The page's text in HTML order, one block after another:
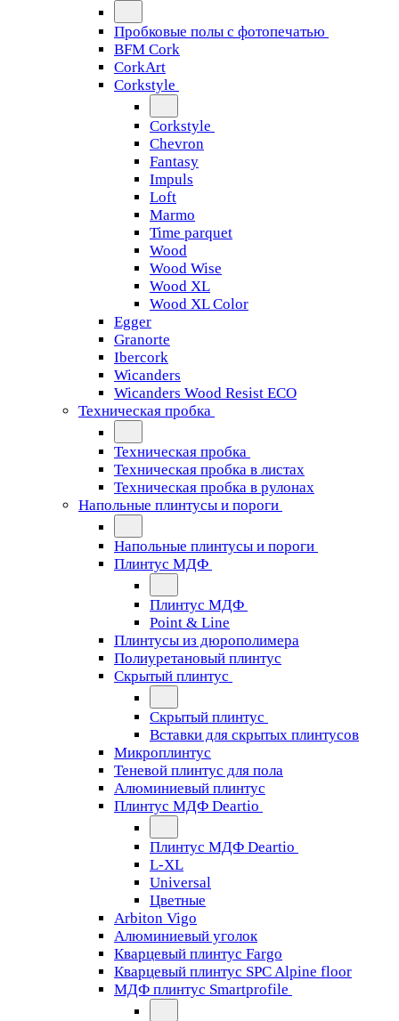
Пробковые полы с фотопечатью
BFM Cork
CorkArt
Corkstyle
Corkstyle
Chevron
Fantasy
Impuls
Loft
Marmo
Time parquet
Wood
Wood Wise
Wood XL
Wood XL Color
Egger
Granorte
Ibercork
Wicanders
Wicanders Wood Resist ECO
Техническая пробка
Техническая пробка
Техническая пробка в листах
Техническая пробка в рулонах
Напольные плинтусы и пороги
Напольные плинтусы и пороги
Плинтус МДФ
Плинтус МДФ
Point & Line
Плинтусы из дюрополимера
Полиуретановый плинтус
Скрытый плинтус
Скрытый плинтус
Вставки для скрытых плинтусов
Микроплинтус
Теневой плинтус для пола
Алюминиевый плинтус
Плинтус МДФ Deartio
Плинтус МДФ Deartio
L-XL
Universal
Цветные
Arbiton Vigo
Алюминиевый уголок
Кварцевый плинтус Fargo
Кварцевый плинтус SPC Alpine floor
МДФ плинтус Smartprofile